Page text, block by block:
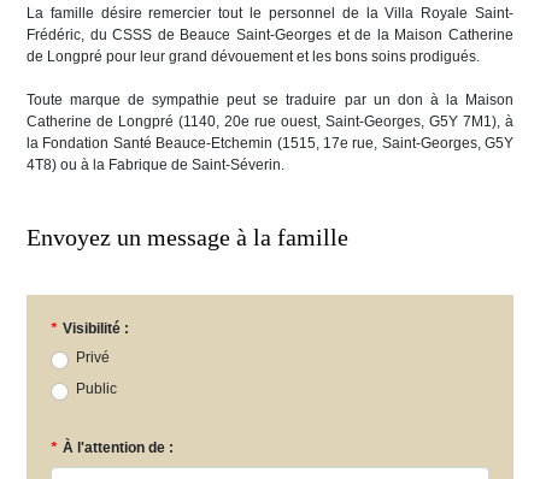
La famille désire remercier tout le personnel de la Villa Royale Saint-
Frédéric, du CSSS de Beauce Saint-Georges et de la Maison Catherine
de Longpré pour leur grand dévouement et les bons soins prodigués.
Toute marque de sympathie peut se traduire par un don à la Maison
Catherine de Longpré (1140, 20e rue ouest, Saint-Georges, G5Y 7M1), à
la Fondation Santé Beauce-Etchemin (1515, 17e rue, Saint-Georges, G5Y
4T8) ou à la Fabrique de Saint-Séverin.
Envoyez un message à la famille
* Visibilité :
Privé
Public
* À l'attention de :